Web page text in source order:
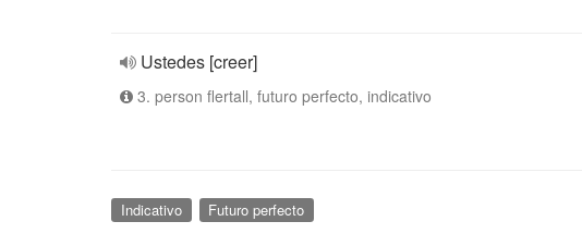
Ustedes [creer]
3. person flertall, futuro perfecto, indicativo
Indicativo Futuro perfecto